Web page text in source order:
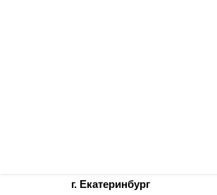
г. Екатеринбург